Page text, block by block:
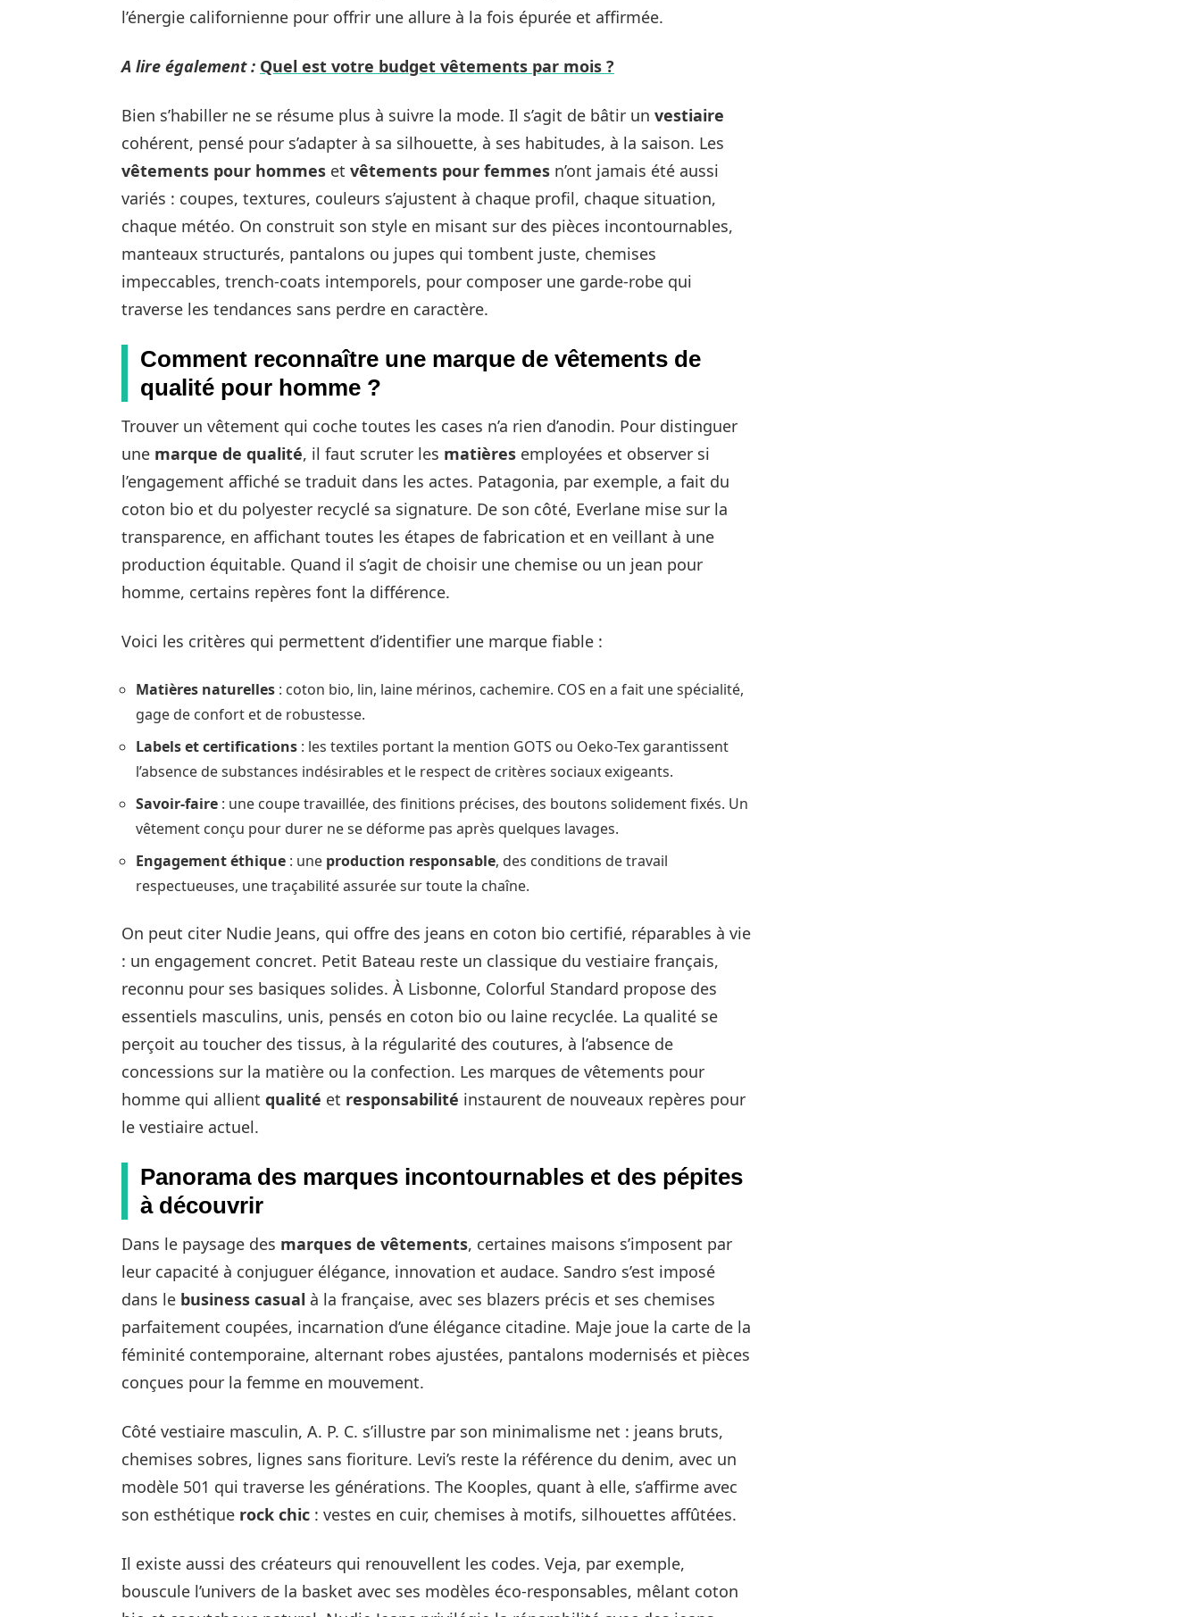
l’énergie californienne pour offrir une allure à la fois épurée et affirmée.
A lire également : Quel est votre budget vêtements par mois ?
Bien s’habiller ne se résume plus à suivre la mode. Il s’agit de bâtir un vestiaire
cohérent, pensé pour s’adapter à sa silhouette, à ses habitudes, à la saison. Les
vêtements pour hommes et vêtements pour femmes n’ont jamais été aussi
variés : coupes, textures, couleurs s’ajustent à chaque profil, chaque situation,
chaque météo. On construit son style en misant sur des pièces incontournables,
manteaux structurés, pantalons ou jupes qui tombent juste, chemises
impeccables, trench-coats intemporels, pour composer une garde-robe qui
traverse les tendances sans perdre en caractère.
Comment reconnaître une marque de vêtements de
qualité pour homme ?
Trouver un vêtement qui coche toutes les cases n’a rien d’anodin. Pour distinguer
une marque de qualité, il faut scruter les matières employées et observer si
l’engagement affiché se traduit dans les actes. Patagonia, par exemple, a fait du
coton bio et du polyester recyclé sa signature. De son côté, Everlane mise sur la
transparence, en affichant toutes les étapes de fabrication et en veillant à une
production équitable. Quand il s’agit de choisir une chemise ou un jean pour
homme, certains repères font la différence.
Voici les critères qui permettent d’identifier une marque fiable :
Matières naturelles : coton bio, lin, laine mérinos, cachemire. COS en a fait une spécialité,
gage de confort et de robustesse.
Labels et certifications : les textiles portant la mention GOTS ou Oeko-Tex garantissent
l’absence de substances indésirables et le respect de critères sociaux exigeants.
Savoir-faire : une coupe travaillée, des finitions précises, des boutons solidement fixés. Un
vêtement conçu pour durer ne se déforme pas après quelques lavages.
Engagement éthique : une production responsable, des conditions de travail
respectueuses, une traçabilité assurée sur toute la chaîne.
On peut citer Nudie Jeans, qui offre des jeans en coton bio certifié, réparables à vie
: un engagement concret. Petit Bateau reste un classique du vestiaire français,
reconnu pour ses basiques solides. À Lisbonne, Colorful Standard propose des
essentiels masculins, unis, pensés en coton bio ou laine recyclée. La qualité se
perçoit au toucher des tissus, à la régularité des coutures, à l’absence de
concessions sur la matière ou la confection. Les marques de vêtements pour
homme qui allient qualité et responsabilité instaurent de nouveaux repères pour
le vestiaire actuel.
Panorama des marques incontournables et des pépites
à découvrir
Dans le paysage des marques de vêtements, certaines maisons s’imposent par
leur capacité à conjuguer élégance, innovation et audace. Sandro s’est imposé
dans le business casual à la française, avec ses blazers précis et ses chemises
parfaitement coupées, incarnation d’une élégance citadine. Maje joue la carte de la
féminité contemporaine, alternant robes ajustées, pantalons modernisés et pièces
conçues pour la femme en mouvement.
Côté vestiaire masculin, A. P. C. s’illustre par son minimalisme net : jeans bruts,
chemises sobres, lignes sans fioriture. Levi’s reste la référence du denim, avec un
modèle 501 qui traverse les générations. The Kooples, quant à elle, s’affirme avec
son esthétique rock chic : vestes en cuir, chemises à motifs, silhouettes affûtées.
Il existe aussi des créateurs qui renouvellent les codes. Veja, par exemple,
bouscule l’univers de la basket avec ses modèles éco-responsables, mêlant coton